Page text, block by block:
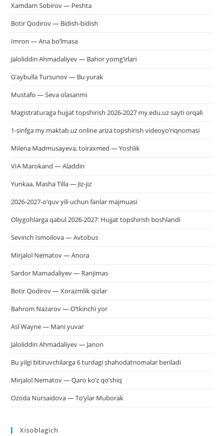
Xamdam Sobirov — Peshta
Botir Qodirov — Bidish-bidish
Imron — Ana bo’lmasa
Jaloliddin Ahmadaliyev — Bahor yomg’irlari
G’aybulla Tursunov — Bu yurak
Mustafo — Seva olasanmi
Magistraturaga hujjat topshirish 2026-2027 my.edu.uz sayti orqali
1-sinfga my.maktab.uz online ariza topshirish videoyo’riqnomasi
Milena Madmusayeva, toiraxmed — Yoshlik
VIA Marokand — Aladdin
Yunkaa, Masha Tilla — Jiz-jiz
2026-2027-o’quv yili uchun fanlar majmuasi
Oliygohlarga qabul 2026-2027: Hujjat topshirish boshlandi
Sevinch Ismoilova — Avtobus
Mirjalol Nematov — Anora
Sardor Mamadaliyev — Ranjimas
Botir Qodirov — Xorazmlik qizlar
Bahrom Nazarov — O’tkinchi yor
Asl Wayne — Mani yuvar
Jaloliddin Ahmadaliyev — Janon
Bu yilgi bitiruvchilarga 6 turdagi shahodatnomalar beriladi
Mirjalol Nematov — Qaro ko’z qo’shiq
Ozoda Nursaidova — To’ylar Muborak
Xisoblagich